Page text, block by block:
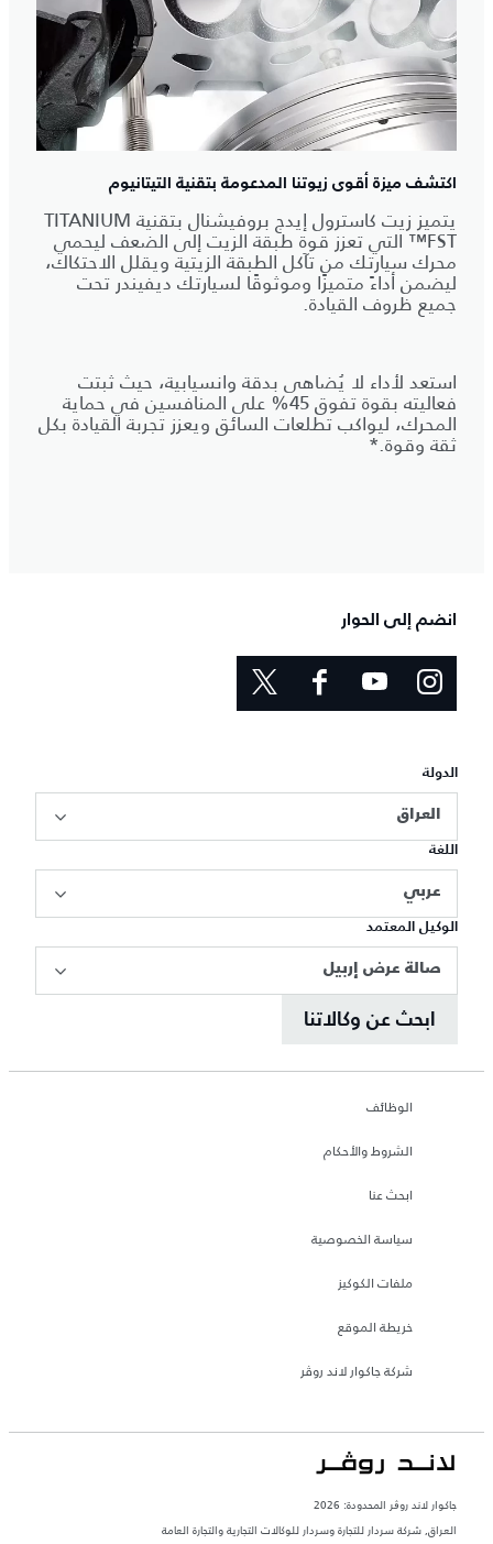
اكتشف ميزة أقوى زيوتنا المدعومة بتقنية التيتانيوم
يتميز زيت كاسترول إيدج بروفيشنال بتقنية TITANIUM
FST™ التي تعزز قوة طبقة الزيت إلى الضعف ليحمي
محرك سيارتك من تآكل الطبقة الزيتية ويقلل الاحتكاك،
ليضمن أداءً متميزًا وموثوقًا لسيارتك ديفيندر تحت
جميع ظروف القيادة.
استعد لأداء لا يُضاهى بدقة وانسيابية، حيث ثبتت
فعاليته بقوة تفوق 45% على المنافسين في حماية
المحرك، ليواكب تطلعات السائق ويعزز تجربة القيادة بكل
ثقة وقوة.*
انضم إلى الحوار
الدولة
العراق
اللغة
عربي
الوكيل المعتمد
صالة عرض إربيل
ابحث عن وكالاتنا
الوظائف
الشروط والأحكام
ابحث عنا
سياسة الخصوصية
ملفات الكوكيز
خريطة الموقع
شركة جاكوار لاند روڤر
جاكوار لاند روڨر المحدودة: 2026
العراق, شركة سردار للتجارة وسردار للوكالات التجارية والتجارة العامة